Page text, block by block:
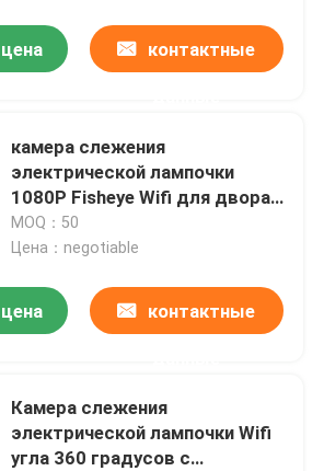
контактные
камера слежения
электрической лампочки
1080P Fisheye Wifi для двора
склада фермы
MOQ：50
Цена：negotiable
контактные
Камера слежения
электрической лампочки Wifi
угла 360 градусов с